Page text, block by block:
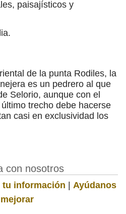
paisajísticos y
de la punta Rodiles, la
es un pedrero al que
Selorio, aunque con el
trecho debe hacerse
casi en exclusividad los
con nosotros
tu información | Ayúdanos